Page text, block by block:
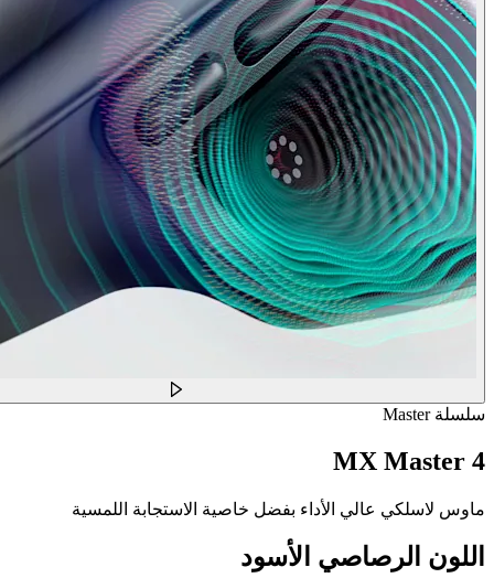
سلسلة Master
MX Master 4
ماوس لاسلكي عالي الأداء بفضل خاصية الاستجابة اللمسية
اللون الرصاصي الأسود